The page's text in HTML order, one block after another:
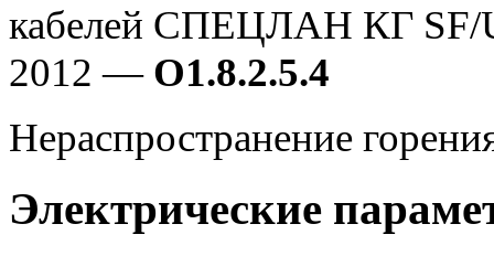
кабелей СПЕЦЛАН КГ SF/
2012 — О1.8.2.5.4
Нераспространение
Электрические